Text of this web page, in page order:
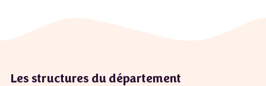
Les structures du département